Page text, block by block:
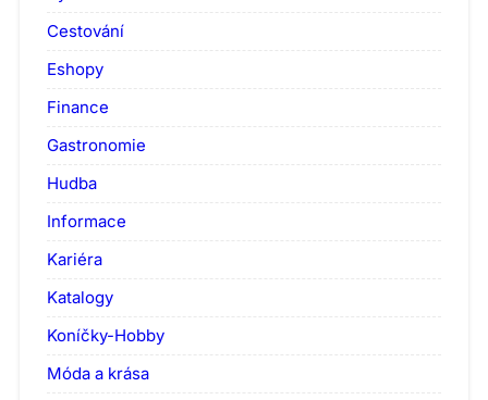
Cestování
Eshopy
Finance
Gastronomie
Hudba
Informace
Kariéra
Katalogy
Koníčky-Hobby
Móda a krása